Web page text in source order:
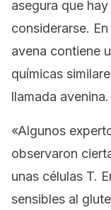
asegura que
considerarse.
avena contiene
químicas
llamada avenina.
«Algunos
observaron
unas células T.
sensibles al